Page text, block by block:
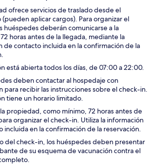
ofrece servicios de traslado desde el
aplicar cargos). Para organizar el
huéspedes deberán comunicarse a la
horas antes de la llegada, mediante la
de contacto incluida en la confirmación de la
está abierta todos los días, de 07:00 a 22:00.
deben contactar al hospedaje con
para recibir las instrucciones sobre el check-in.
tiene un horario limitado.
propiedad, como mínimo, 72 horas antes de
organizar el check-in. Utiliza la información
incluida en la confirmación de la reservación.
del check-in, los huéspedes deben presentar
de su esquema de vacunación contra el